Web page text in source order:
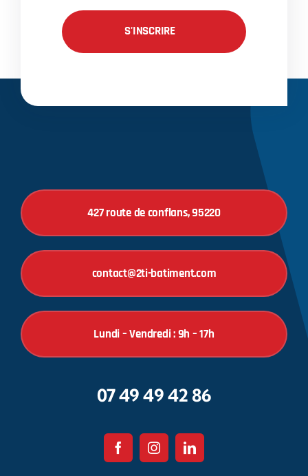
S'INSCRIRE
427 route de conflans, 95220
contact@2ti-batiment.com
Lundi – Vendredi : 9h – 17h
07 49 49 42 86